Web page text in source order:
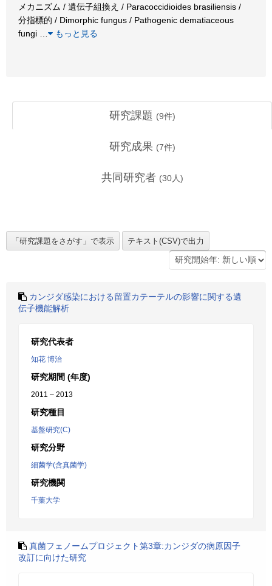
メカニズム / 遺伝子組換え / Paracoccidioides brasiliensis /
分指標的 / Dimorphic fungus / Pathogenic dematiaceous
fungi
もっと見る
研究課題 (9件)
研究成果 (7件)
共同研究者 (30人)
カンジダ感染における留置カテーテルの影響に関する遺
伝子機能解析
研究代表者
知花 博治
研究期間 (年度)
2011 – 2013
研究種目
基盤研究(C)
研究分野
細菌学(含真菌学)
研究機関
千葉大学
真菌フェノームプロジェクト第3章:カンジダの病原因子
改訂に向けた研究